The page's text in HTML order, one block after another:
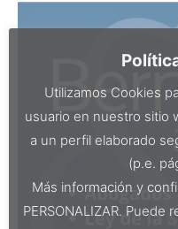
Utilizamos Cookies
usuario en nuestro sitio
a un perfil elaborado
(p.e.
Más información y
PERSONALIZAR.